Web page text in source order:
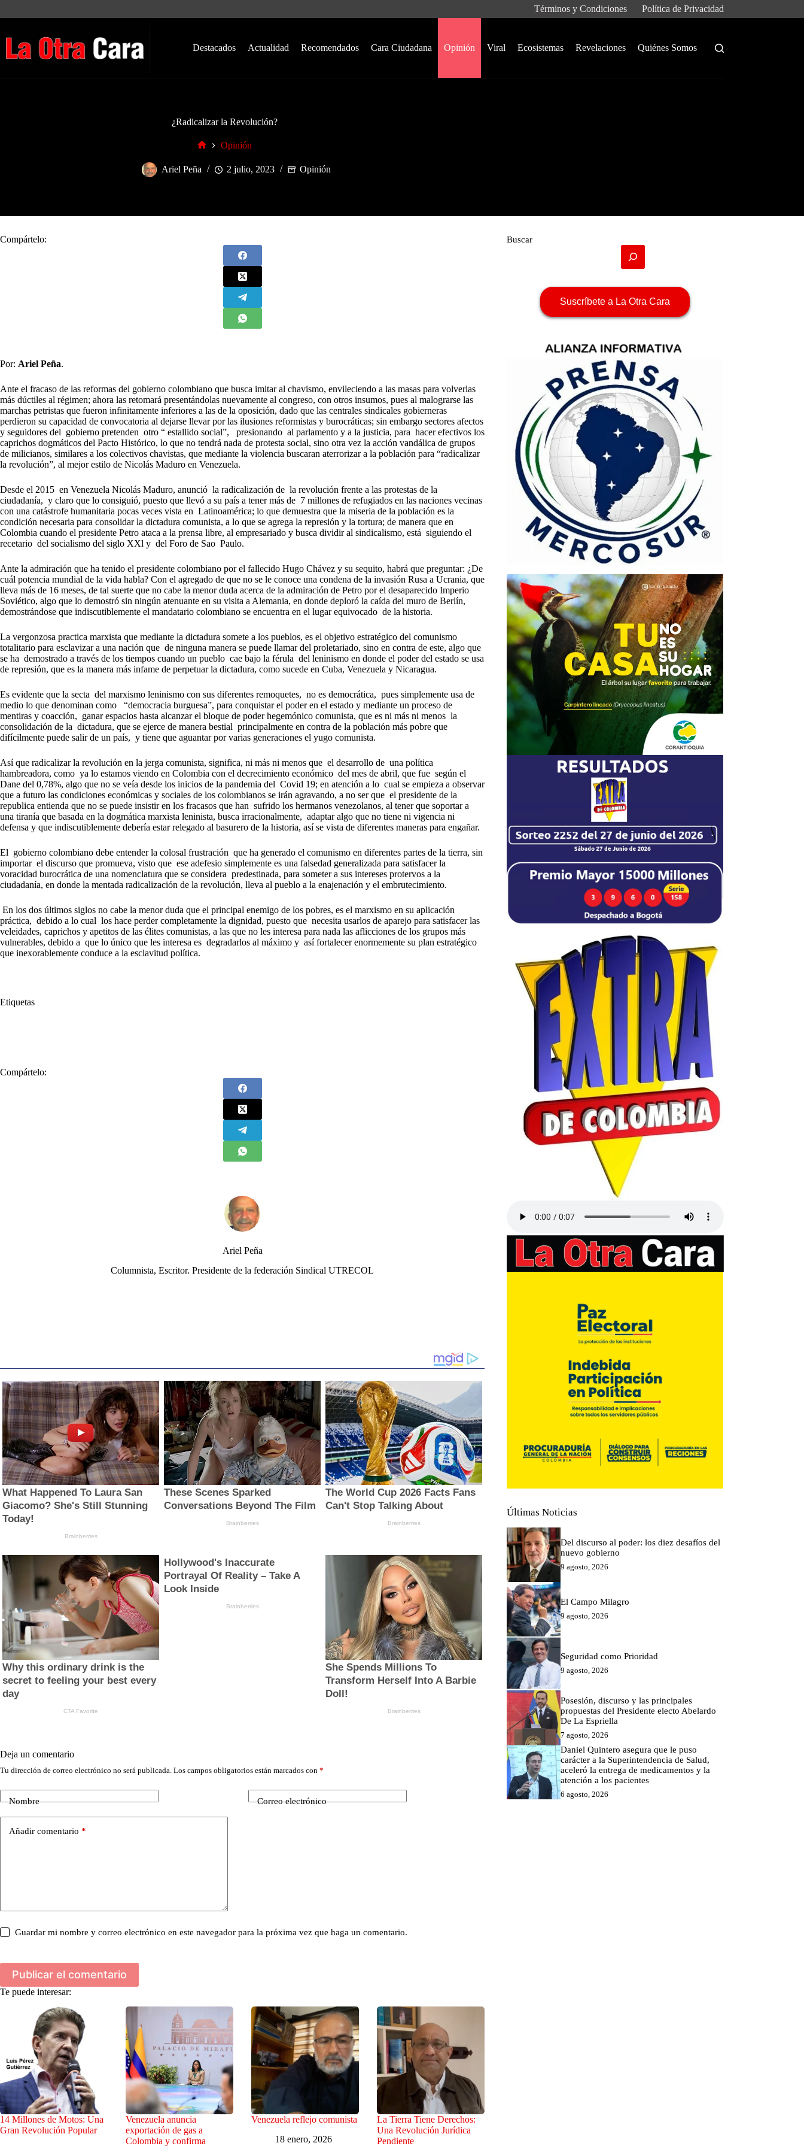
Términos y Condiciones Política de Privacidad
Destacados Actualidad Recomendados Cara Ciudadana Opinión Viral Ecosistemas Revelaciones Quiénes Somos
¿Radicalizar la Revolución?
Opinión
Ariel Peña 2 julio, 2023 Opinión
Compártelo:
Por: Ariel Peña.
Ante el fracaso de las reformas del gobierno colombiano que busca imitar al chavismo, envileciendo a las masas para volverlas
más dúctiles al régimen; ahora las retomará presentándolas nuevamente al congreso, con otros insumos, pues al malograrse las
marchas petristas que fueron infinitamente inferiores a las de la oposición, dado que las centrales sindicales gobierneras
perdieron su capacidad de convocatoria al dejarse llevar por las ilusiones reformistas y burocráticas; sin embargo sectores afectos
y seguidores del gobierno pretenden otro “ estallido social”, presionando al parlamento y a la justicia, para hacer efectivos los
caprichos dogmáticos del Pacto Histórico, lo que no tendrá nada de protesta social, sino otra vez la acción vandálica de grupos
de milicianos, similares a los colectivos chavistas, que mediante la violencia buscaran aterrorizar a la población para “radicalizar
la revolución”, al mejor estilo de Nicolás Maduro en Venezuela.
Desde el 2015 en Venezuela Nicolás Maduro, anunció la radicalización de la revolución frente a las protestas de la
ciudadanía, y claro que lo consiguió, puesto que llevó a su país a tener más de 7 millones de refugiados en las naciones vecinas
con una catástrofe humanitaria pocas veces vista en Latinoamérica; lo que demuestra que la miseria de la población es la
condición necesaria para consolidar la dictadura comunista, a lo que se agrega la represión y la tortura; de manera que en
Colombia cuando el presidente Petro ataca a la prensa libre, al empresariado y busca dividir al sindicalismo, está siguiendo el
recetario del socialismo del siglo XXl y del Foro de Sao Paulo.
Ante la admiración que ha tenido el presidente colombiano por el fallecido Hugo Chávez y su sequito, habrá que preguntar: ¿De
cuál potencia mundial de la vida habla? Con el agregado de que no se le conoce una condena de la invasión Rusa a Ucrania, que
lleva más de 16 meses, de tal suerte que no cabe la menor duda acerca de la admiración de Petro por el desaparecido Imperio
Soviético, algo que lo demostró sin ningún atenuante en su visita a Alemania, en donde deploró la caída del muro de Berlín,
demostrándose que indiscutiblemente el mandatario colombiano se encuentra en el lugar equivocado de la historia.
La vergonzosa practica marxista que mediante la dictadura somete a los pueblos, es el objetivo estratégico del comunismo
totalitario para esclavizar a una nación que de ninguna manera se puede llamar del proletariado, sino en contra de este, algo que
se ha demostrado a través de los tiempos cuando un pueblo cae bajo la férula del leninismo en donde el poder del estado se usa
de represión, que es la manera más infame de perpetuar la dictadura, como sucede en Cuba, Venezuela y Nicaragua.
Es evidente que la secta del marxismo leninismo con sus diferentes remoquetes, no es democrática, pues simplemente usa de
medio lo que denominan como “democracia burguesa”, para conquistar el poder en el estado y mediante un proceso de
mentiras y coacción, ganar espacios hasta alcanzar el bloque de poder hegemónico comunista, que es ni más ni menos la
consolidación de la dictadura, que se ejerce de manera bestial principalmente en contra de la población más pobre que
difícilmente puede salir de un país, y tiene que aguantar por varias generaciones el yugo comunista.
Así que radicalizar la revolución en la jerga comunista, significa, ni más ni menos que el desarrollo de una política
hambreadora, como ya lo estamos viendo en Colombia con el decrecimiento económico del mes de abril, que fue según el
Dane del 0,78%, algo que no se veía desde los inicios de la pandemia del Covid 19; en atención a lo cual se empieza a observar
que a futuro las condiciones económicas y sociales de los colombianos se irán agravando, a no ser que el presidente de la
republica entienda que no se puede insistir en los fracasos que han sufrido los hermanos venezolanos, al tener que soportar a
una tiranía que basada en la dogmática marxista leninista, busca irracionalmente, adaptar algo que no tiene ni vigencia ni
defensa y que indiscutiblemente debería estar relegado al basurero de la historia, así se vista de diferentes maneras para engañar.
El gobierno colombiano debe entender la colosal frustración que ha generado el comunismo en diferentes partes de la tierra, sin
importar el discurso que promueva, visto que ese adefesio simplemente es una falsedad generalizada para satisfacer la
voracidad burocrática de una nomenclatura que se considera predestinada, para someter a sus intereses protervos a la
ciudadanía, en donde la mentada radicalización de la revolución, lleva al pueblo a la enajenación y el embrutecimiento.
En los dos últimos siglos no cabe la menor duda que el principal enemigo de los pobres, es el marxismo en su aplicación
práctica, debido a lo cual los hace perder completamente la dignidad, puesto que necesita usarlos de aparejo para satisfacer las
veleidades, caprichos y apetitos de las élites comunistas, a las que no les interesa para nada las aflicciones de los grupos más
vulnerables, debido a que lo único que les interesa es degradarlos al máximo y así fortalecer enormemente su plan estratégico
que inexorablemente conduce a la esclavitud política.
Etiquetas
Compártelo:
Ariel Peña
Columnista, Escritor. Presidente de la federación Sindical UTRECOL
Deja un comentario
Tu dirección de correo electrónico no será publicada. Los campos obligatorios están marcados con *
Nombre Correo electrónico
Añadir comentario *
Guardar mi nombre y correo electrónico en este navegador para la próxima vez que haga un comentario.
Publicar el comentario
Te puede interesar:
14 Millones de Motos: Una
Gran Revolución Popular
Venezuela anuncia
exportación de gas a
Colombia y confirma
Venezuela reflejo comunista
18 enero, 2026
La Tierra Tiene Derechos:
Una Revolución Jurídica
Pendiente
Buscar
Suscríbete a La Otra Cara
Últimas Noticias
Del discurso al poder: los diez desafíos del
nuevo gobierno
9 agosto, 2026
El Campo Milagro
9 agosto, 2026
Seguridad como Prioridad
9 agosto, 2026
Posesión, discurso y las principales
propuestas del Presidente electo Abelardo
De La Espriella
7 agosto, 2026
Daniel Quintero asegura que le puso
carácter a la Superintendencia de Salud,
aceleró la entrega de medicamentos y la
atención a los pacientes
6 agosto, 2026